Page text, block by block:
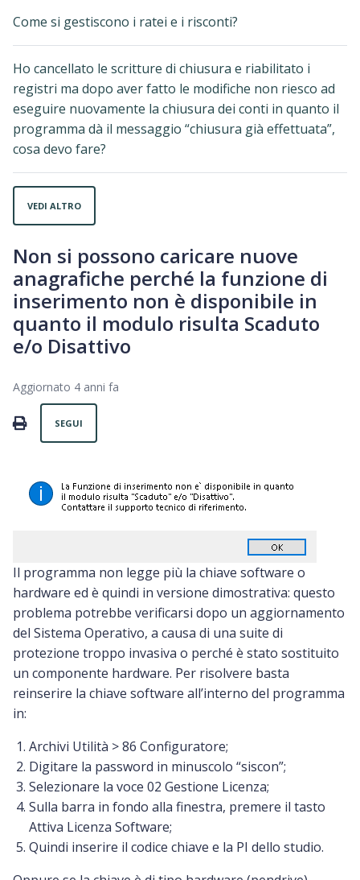
Come si gestiscono i ratei e i risconti?
Ho cancellato le scritture di chiusura e riabilitato i
registri ma dopo aver fatto le modifiche non riesco ad
eseguire nuovamente la chiusura dei conti in quanto il
programma dà il messaggio “chiusura già effettuata”,
cosa devo fare?
VEDI ALTRO
Non si possono caricare nuove
anagrafiche perché la funzione di
inserimento non è disponibile in
quanto il modulo risulta Scaduto
e/o Disattivo
Aggiornato 4 anni fa
PRINT
SEGUI
Il programma non legge più la chiave software o
hardware ed è quindi in versione dimostrativa: questo
problema potrebbe verificarsi dopo un aggiornamento
del Sistema Operativo, a causa di una suite di
protezione troppo invasiva o perché è stato sostituito
un componente hardware. Per risolvere basta
reinserire la chiave software all’interno del programma
in:
Archivi Utilità > 86 Configuratore;
Digitare la password in minuscolo “siscon”;
Selezionare la voce 02 Gestione Licenza;
Sulla barra in fondo alla finestra, premere il tasto
Attiva Licenza Software;
Quindi inserire il codice chiave e la PI dello studio.